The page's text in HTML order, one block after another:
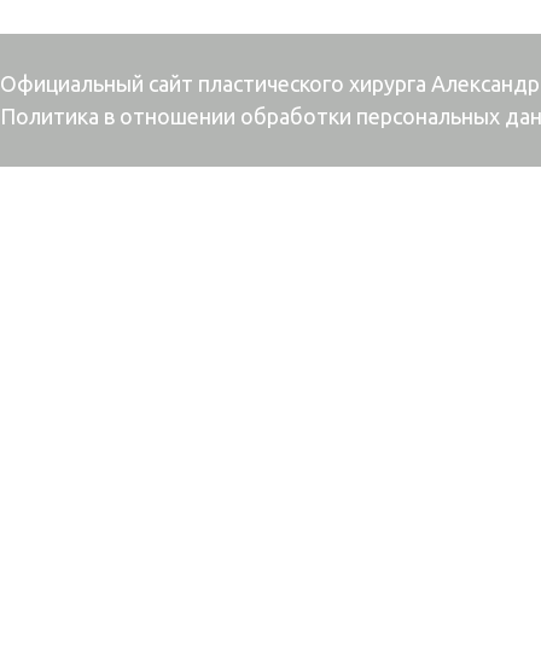
Официальный сайт пластического хирурга
Политика в отношении обработки персональных